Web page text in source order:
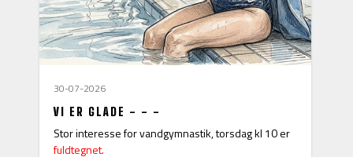
30-07-2026
VI ER GLADE - - -
Stor interesse for vandgymnastik, torsdag kl 10 er
fuldtegnet.